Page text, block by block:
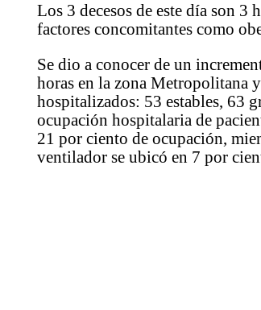
Los 3 decesos de este día son 3
factores concomitantes como
Se dio a conocer de un
horas en la zona Metropolitana
hospitalizados: 53 estables, 63
ocupación hospitalaria de
21 por ciento de ocupación,
ventilador se ubicó en 7 por